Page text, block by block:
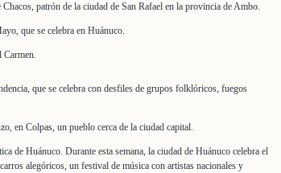
patrón de la ciudad de San Rafael en la provincia de Ambo.
que se celebra en Huánuco.
Carmen.
que se celebra con desfiles de grupos folklóricos, fuegos
en Colpas, un pueblo cerca de la ciudad capital.
de Huánuco. Durante esta semana, la ciudad de Huánuco celebra el
alegóricos, un festival de música con artistas nacionales y